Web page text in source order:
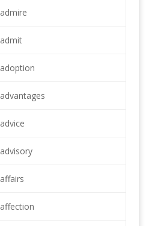
admire
admit
adoption
advantages
advice
advisory
affairs
affection